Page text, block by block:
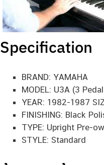
Specification
BRAND: YAMAHA
MODEL: U3A (3
YEAR: 1982-1987
FINISHING: Black
TYPE: Upright Pre-
STYLE: Standard